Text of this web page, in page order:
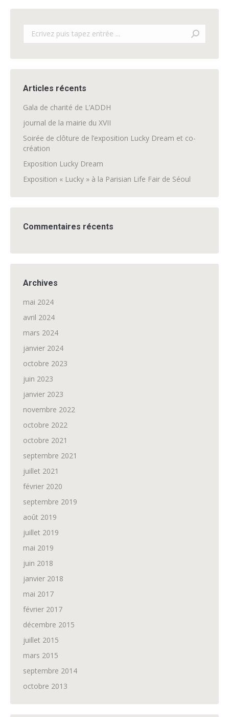
Articles récents
Gala de charité de L’ADDH
journal de la mairie du XVII
Soirée de clôture de l’exposition Lucky Dream et co-
création
Exposition Lucky Dream
Exposition « Lucky » à la Parisian Life Fair de Séoul
Commentaires récents
Archives
mai 2024
avril 2024
mars 2024
janvier 2024
octobre 2023
juin 2023
janvier 2023
novembre 2022
octobre 2022
octobre 2021
septembre 2021
juillet 2021
février 2020
septembre 2019
août 2019
juillet 2019
mai 2019
juin 2018
janvier 2018
mai 2017
février 2017
décembre 2015
juillet 2015
mars 2015
septembre 2014
octobre 2013